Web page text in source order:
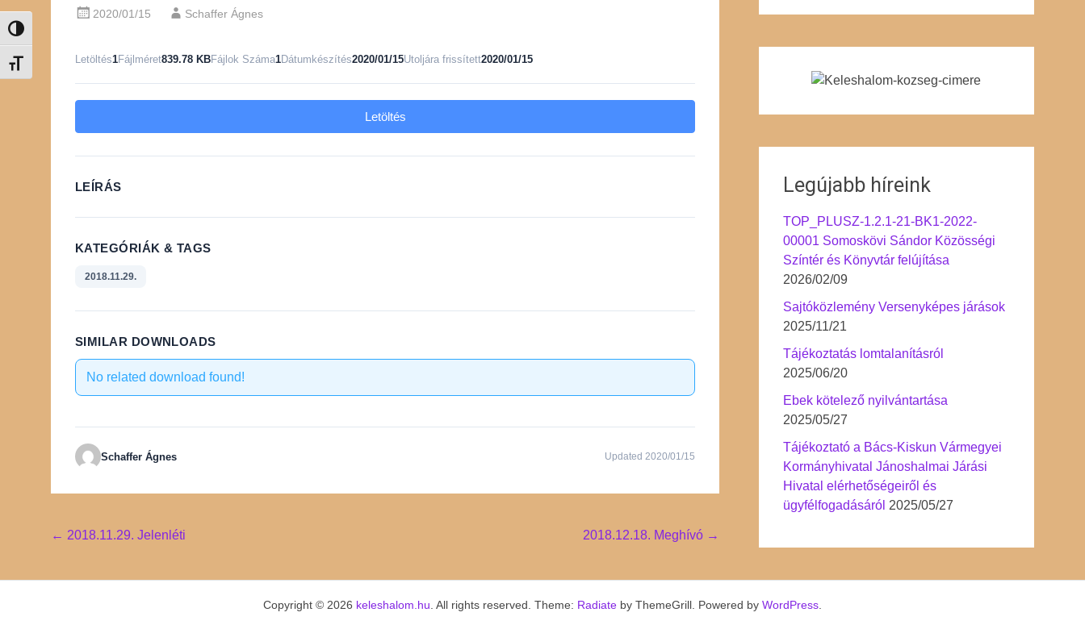
Nagy kontraszt váltása
Betűméret váltása
2020/01/15 Schaffer Ágnes
Letöltés1Fájlméret839.78 KBFájlok Száma1Dátumkészítés2020/01/15Utoljára frissített2020/01/15
Letöltés
LEÍRÁS
KATEGÓRIÁK & TAGS
2018.11.29.
SIMILAR DOWNLOADS
No related download found!
Schaffer Ágnes Updated 2020/01/15
Post
← 2018.11.29. Jelenléti 2018.12.18. Meghívó →
Legújabb híreink
TOP_PLUSZ-1.2.1-21-BK1-2022-
00001 Somoskövi Sándor Közösségi
Színtér és Könyvtár felújítása
2026/02/09
Sajtóközlemény Versenyképes járások
2025/11/21
Tájékoztatás lomtalanításról
2025/06/20
Ebek kötelező nyilvántartása
2025/05/27
Tájékoztató a Bács-Kiskun Vármegyei
Kormányhivatal Jánoshalmai Járási
Hivatal elérhetőségeiről és
ügyfélfogadásáról 2025/05/27
Copyright © 2026 keleshalom.hu . All rights reserved. Theme: Radiate by ThemeGrill. Powered by WordPress